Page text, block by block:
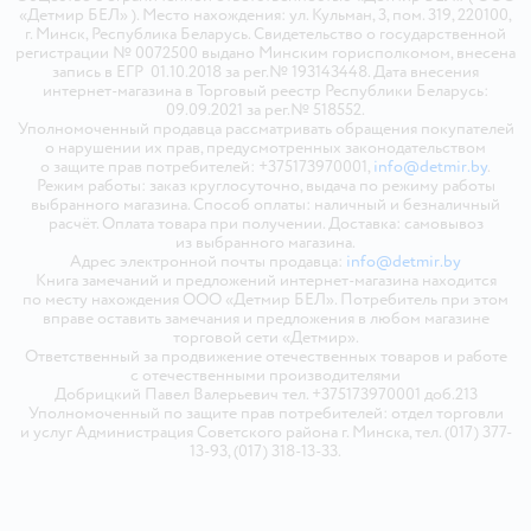
«Детмир БЕЛ» ). Место нахождения: ул. Кульман, 3, пом. 319, 220100,
г. Минск, Республика Беларусь. Свидетельство о государственной
регистрации № 0072500 выдано Минским горисполкомом, внесена
запись в ЕГР 01.10.2018 за рег.№ 193143448. Дата внесения
интернет-магазина в Торговый реестр Республики Беларусь:
09.09.2021 за рег.№ 518552.
Уполномоченный продавца рассматривать обращения покупателей
о нарушении их прав, предусмотренных законодательством
о защите прав потребителей: +375173970001, info@detmir.by.
Режим работы: заказ круглосуточно, выдача по режиму работы
выбранного магазина. Способ оплаты: наличный и безналичный
расчёт. Оплата товара при получении. Доставка: самовывоз
из выбранного магазина.
Адрес электронной почты продавца: info@detmir.by
Книга замечаний и предложений интернет-магазина находится
по месту нахождения ООО «Детмир БЕЛ». Потребитель при этом
вправе оставить замечания и предложения в любом магазине
торговой сети «Детмир».
Ответственный за продвижение отечественных товаров и работе
с отечественными производителями
Добрицкий Павел Валерьевич тел. +375173970001 доб.213
Уполномоченный по защите прав потребителей: отдел торговли
и услуг Администрация Советского района г. Минска, тел. (017) 377-
13-93, (017) 318-13-33.